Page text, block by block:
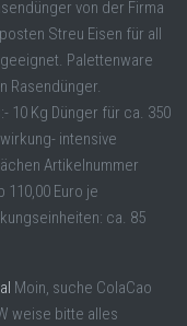
von der Firma
Streu Eisen für all
Palettenware
Rasendünger.
10 Kg Dünger für ca. 350
intensive
Artikelnummer
110,00 Euro je
ca. 85
Moin, suche ColaCao
weise bitte alles